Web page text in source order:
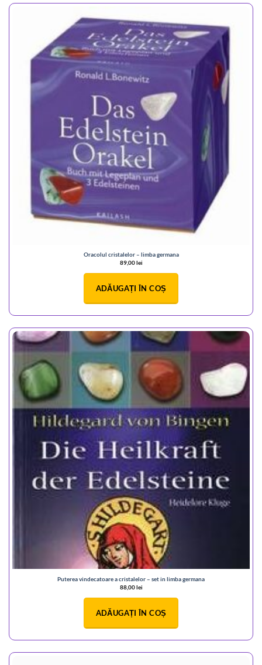
Oracolul cristalelor – limba germana
89,00lei
ADĂUGAȚI ÎN COȘ
Puterea vindecatoare a cristalelor – set in limba germana
88,00lei
ADĂUGAȚI ÎN COȘ